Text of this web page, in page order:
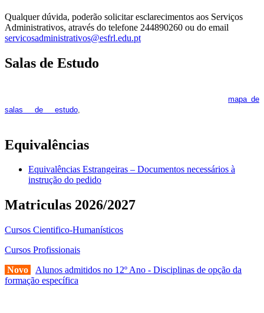
Qualquer dúvida, poderão solicitar esclarecimentos aos Serviços
Administrativos, através do telefone 244890260 ou do email
servicosadministrativos@esfrl.edu.pt
Salas de Estudo
mapa de
salas de estudo,
Equivalências
Equivalências Estrangeiras – Documentos necessários à
instrução do pedido
Matriculas 2026/2027
Cursos Cientifico-Humanísticos
Cursos Profissionais
Novo
Alunos admitidos no 12º Ano - Disciplinas de opção da
formação específica